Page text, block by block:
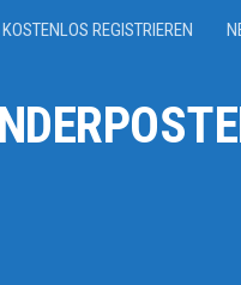
KOSTENLOS REGISTRIEREN